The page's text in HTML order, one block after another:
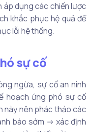
áp dụng các chiến lược
khắc phục hệ quả để
lỗi hệ thống.
sự cố
ngừa, sự cố an ninh
hoạch ứng phó sự cố
này nên phác thảo các
báo sớm -> xác định